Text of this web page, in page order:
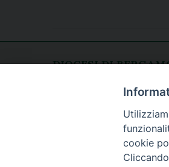
DIOCESI DI
CURIA DIOCESANA
fax: 035/278.250cookie